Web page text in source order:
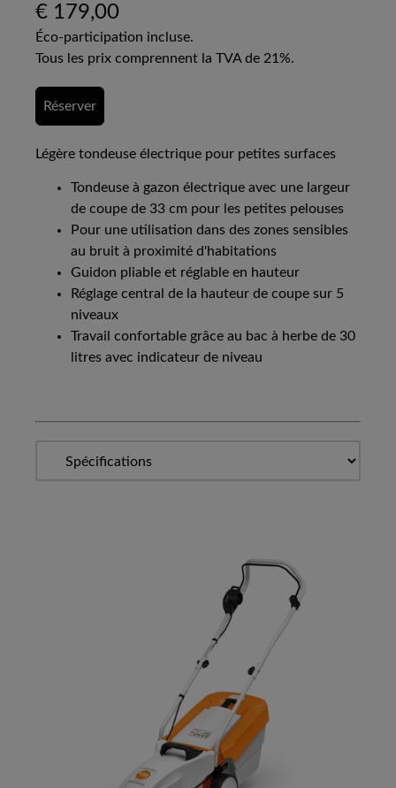
€ 179,00
Éco-participation incluse.
Tous les prix comprennent la TVA de 21%.
Réserver
Légère tondeuse électrique pour petites surfaces
Tondeuse à gazon électrique avec une largeur
de coupe de 33 cm pour les petites pelouses
Pour une utilisation dans des zones sensibles
au bruit à proximité d'habitations
Guidon pliable et réglable en hauteur
Réglage central de la hauteur de coupe sur 5
niveaux
Travail confortable grâce au bac à herbe de 30
litres avec indicateur de niveau